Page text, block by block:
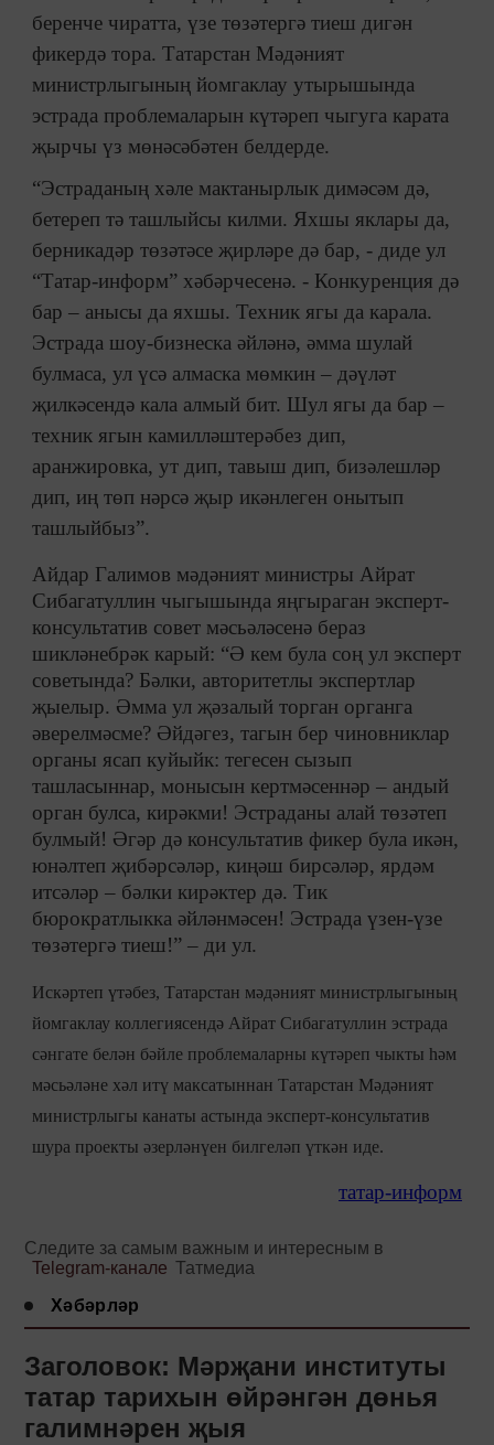
беренче чиратта, үзе төзәтергә тиеш дигән
фикердә тора. Татарстан Мәдәният
министрлыгының йомгаклау утырышында
эстрада проблемаларын күтәреп чыгуга карата
җырчы үз мөнәсәбәтен белдерде.
“Эстраданың хәле мактанырлык димәсәм дә,
бетереп тә ташлыйсы килми. Яхшы яклары да,
берникадәр төзәтәсе җирләре дә бар, - диде ул
“Татар-информ” хәбәрчесенә. - Конкуренция дә
бар – анысы да яхшы. Техник ягы да карала.
Эстрада шоу-бизнеска әйләнә, әмма шулай
булмаса, ул үсә алмаска мөмкин – дәүләт
җилкәсендә кала алмый бит. Шул ягы да бар –
техник ягын камилләштерәбез дип,
аранжировка, ут дип, тавыш дип, бизәлешләр
дип, иң төп нәрсә җыр икәнлеген онытып
ташлыйбыз”.
Айдар Галимов мәдәният министры Айрат
Сибагатуллин чыгышында яңгыраган эксперт-
консультатив совет мәсьәләсенә бераз
шикләнебрәк карый: “Ә кем була соң ул эксперт
советында? Бәлки, авторитетлы экспертлар
җыелыр. Әмма ул җәзалый торган органга
әверелмәсме? Әйдәгез, тагын бер чиновниклар
органы ясап куйыйк: тегесен сызып
ташласыннар, монысын кертмәсеннәр – андый
орган булса, кирәкми! Эстраданы алай төзәтеп
булмый! Әгәр дә консультатив фикер була икән,
юнәлтеп җибәрсәләр, киңәш бирсәләр, ярдәм
итсәләр – бәлки кирәктер дә. Тик
бюрократлыкка әйләнмәсен! Эстрада үзен-үзе
төзәтергә тиеш!” – ди ул.
Искәртеп үтәбез, Татарстан мәдәният министрлыгының
йомгаклау коллегиясендә Айрат Сибагатуллин эстрада
сәнгате белән бәйле проблемаларны күтәреп чыкты һәм
мәсьәләне хәл итү максатыннан Татарстан Мәдәният
министрлыгы канаты астында эксперт-консультатив
шура проекты әзерләнүен билгеләп үткән иде.
татар-информ
Следите за самым важным и интересным в
Telegram-канале Татмедиа
Хәбәрләр
Заголовок: Мәрҗани институты
татар тарихын өйрәнгән дөнья
галимнәрен җыя